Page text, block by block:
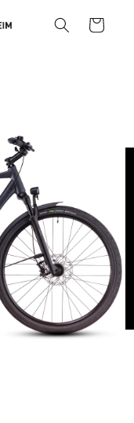
Warenkorb